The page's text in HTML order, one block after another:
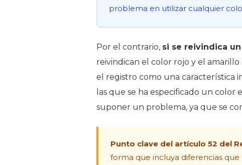
problema en utilizar cualquier
Por el contrario, si se reivindica
reivindican el color rojo y el
el registro como una característica
las que se ha especificado un
suponer un problema, ya que se
Punto clave del artículo 52 del
forma que incluya diferencias